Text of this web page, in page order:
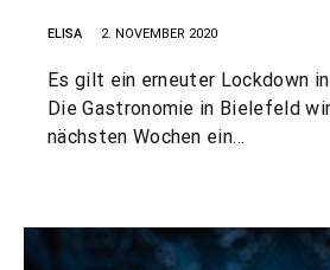
ELISA 2. NOVEMBER 2020
Es gilt ein erneuter Lockdown
Die Gastronomie in Bielefeld
nächsten Wochen ein…